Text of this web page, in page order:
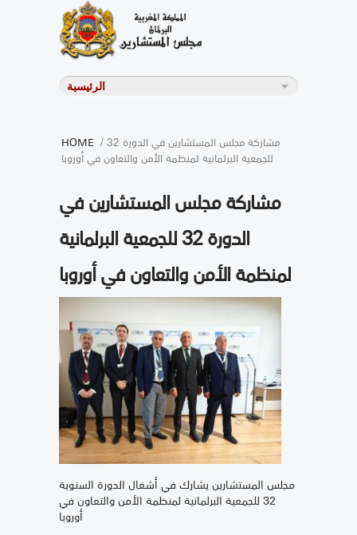
HOME / مشاركة مجلس المستشارين في الدورة 32
للجمعية البرلمانية لمنظمة الأمن والتعاون في أوروبا
مشاركة مجلس المستشارين في
الدورة 32 للجمعية البرلمانية
لمنظمة الأمن والتعاون في أوروبا
مجلس المستشارين يشارك في أشغال الدورة السنوية
32 للجمعية البرلمانية لمنظمة الأمن والتعاون في
أوروبا